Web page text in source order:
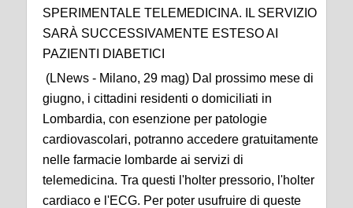
SPERIMENTALE TELEMEDICINA. IL SERVIZIO
SARÀ SUCCESSIVAMENTE ESTESO AI
PAZIENTI DIABETICI
(LNews - Milano, 29 mag) Dal prossimo mese di
giugno, i cittadini residenti o domiciliati in
Lombardia, con esenzione per patologie
cardiovascolari, potranno accedere gratuitamente
nelle farmacie lombarde ai servizi di
telemedicina. Tra questi l'holter pressorio, l'holter
cardiaco e l'ECG. Per poter usufruire di queste